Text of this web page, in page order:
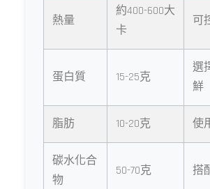
熱量
約400-600大
卡
可
蛋白質 15-25克
選
鮮
脂肪 10-20克 使
碳水化合
物
50-70克 搭